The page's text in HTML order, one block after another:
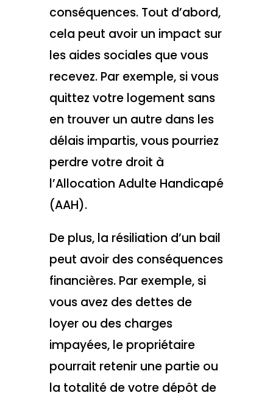
conséquences. Tout d’abord,
cela peut avoir un impact sur
les aides sociales que vous
recevez. Par exemple, si vous
quittez votre logement sans
en trouver un autre dans les
délais impartis, vous pourriez
perdre votre droit à
l’Allocation Adulte Handicapé
(AAH).
De plus, la résiliation d’un bail
peut avoir des conséquences
financières. Par exemple, si
vous avez des dettes de
loyer ou des charges
impayées, le propriétaire
pourrait retenir une partie ou
la totalité de votre dépôt de